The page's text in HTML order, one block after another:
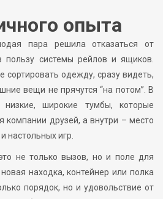
опыта
пара решила отказаться от
системы рейлов и ящиков.
сортировать одежду, сразу видеть,
вещи не прячутся “на потом”. В
широкие тумбы, которые
компании друзей, а внутри – место
настольных игр.
не только вызов, но и поле для
находка, контейнер или полка
порядок, но и удовольствие от